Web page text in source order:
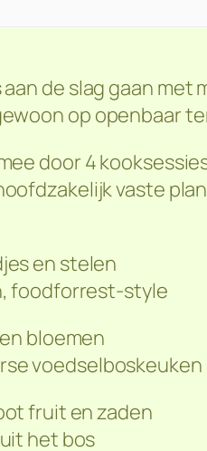
de slag gaan
op openbaar
door 4
vaste
en stelen
foodforrest-style
bloemen
voedselboskeuken
fruit en zaden
het bos